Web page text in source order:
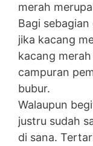
merah
Bagi
jika kacang
kacang
campuran
bubur.
Walaupun
justru sudah
di sana.